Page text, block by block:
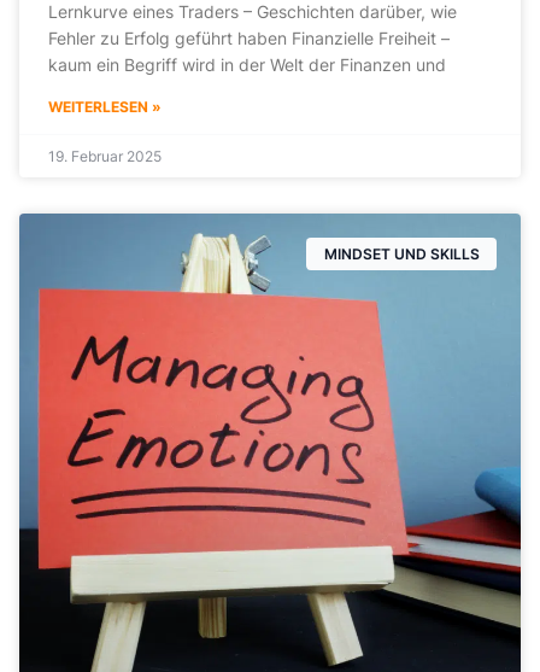
Lernkurve eines Traders – Geschichten darüber, wie
Fehler zu Erfolg geführt haben Finanzielle Freiheit –
kaum ein Begriff wird in der Welt der Finanzen und
WEITERLESEN »
19. Februar 2025
MINDSET UND SKILLS